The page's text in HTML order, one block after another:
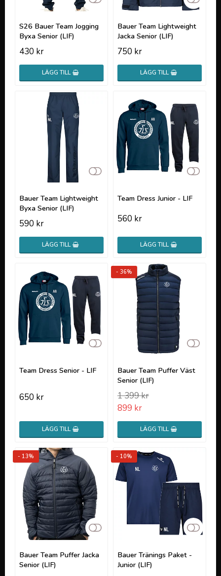
S26 Bauer Team Jogging
Byxa Senior (LIF)
430 kr
LÄGG TILL
Bauer Team Lightweight
Jacka Senior (LIF)
750 kr
LÄGG TILL
Bauer Team Lightweight
Byxa Senior (LIF)
590 kr
LÄGG TILL
Team Dress Junior - LIF
560 kr
LÄGG TILL
Team Dress Senior - LIF
650 kr
LÄGG TILL
- 36%
Bauer Team Puffer Väst
Senior (LIF)
1 399 kr
899 kr
LÄGG TILL
- 13%
Bauer Team Puffer Jacka
Senior (LIF)
- 10%
Bauer Tränings Paket -
Junior (LIF)